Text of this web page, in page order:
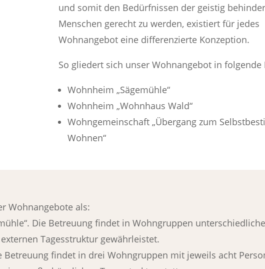
und somit den Bedürfnissen der geistig
Menschen gerecht zu werden, existiert für jedes
Wohnangebot eine differenzierte Konzeption.
So gliedert sich unser Wohnangebot in folgende
Wohnheim „Sägemühle“
Wohnheim „Wohnhaus Wald“
Wohngemeinschaft „Übergang zum
Wohnen“
Wohnangebote als:
Die Betreuung findet in Wohngruppen
Tagesstruktur gewährleistet.
Betreuung findet in drei Wohngruppen mit jeweils acht